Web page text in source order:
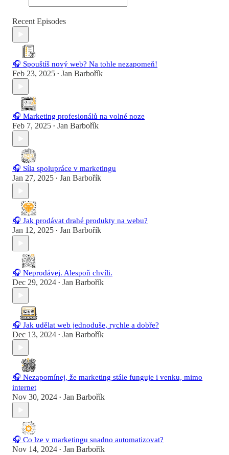
Recent Episodes
🎧 Spouštíš nový web? Na tohle nezapomeň!
Feb 23, 2025 • Jan Barbořík
🎧 Marketing profesionálů na volné noze
Feb 7, 2025 • Jan Barbořík
🎧 Síla spolupráce v marketingu
Jan 27, 2025 • Jan Barbořík
🎧 Jak prodávat drahé produkty na webu?
Jan 12, 2025 • Jan Barbořík
🎧 Neprodávej. Alespoň chvíli.
Dec 29, 2024 • Jan Barbořík
🎧 Jak udělat web jednoduše, rychle a dobře?
Dec 13, 2024 • Jan Barbořík
🎧 Nezapomínej, že marketing stále funguje i venku, mimo
internet
Nov 30, 2024 • Jan Barbořík
🎧 Co lze v marketingu snadno automatizovat?
Nov 14, 2024 • Jan Barbořík